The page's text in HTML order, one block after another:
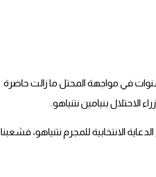
في مواجهة المحتل ما زالت حاضرة
بنيامين نتنياهو.
ياهو، فشعبنا